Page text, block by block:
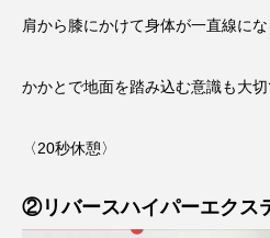
肩から膝にかけて身体が一直線に
かかとで地面を踏み込む意識も大切
〈20秒休憩〉
②リバースハイパーエクス